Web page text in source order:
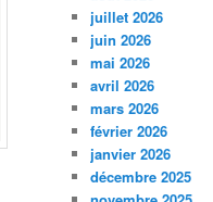
juillet 2026
juin 2026
mai 2026
avril 2026
mars 2026
février 2026
janvier 2026
décembre 2025